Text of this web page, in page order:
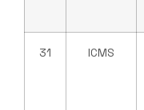
31 ICMS